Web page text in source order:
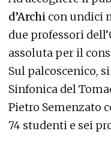
d’Archi con undici
due professori
assoluta per il
Sul palcoscenico,
Sinfonica del
Pietro Semenzato
74 studenti e sei